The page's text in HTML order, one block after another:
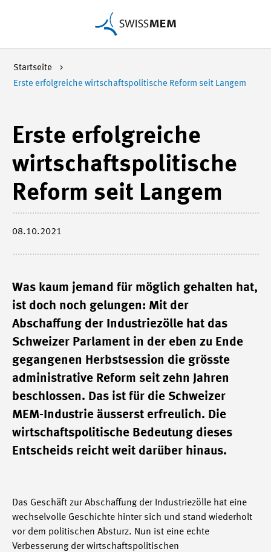
Startseite
Erste erfolgreiche wirtschaftspolitische Reform seit Langem
Erste erfolgreiche
wirtschaftspolitische
Reform seit Langem
08.10.2021
Was kaum jemand für möglich gehalten hat,
ist doch noch gelungen: Mit der
Abschaffung der Industriezölle hat das
Schweizer Parlament in der eben zu Ende
gegangenen Herbstsession die grösste
administrative Reform seit zehn Jahren
beschlossen. Das ist für die Schweizer
MEM-Industrie äusserst erfreulich. Die
wirtschaftspolitische Bedeutung dieses
Entscheids reicht weit darüber hinaus.
Das Geschäft zur Abschaffung der Industriezölle hat eine
wechselvolle Geschichte hinter sich und stand wiederholt
vor dem politischen Absturz. Nun ist eine echte
Verbesserung der wirtschaftspolitischen